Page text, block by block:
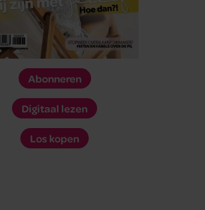
Abonneren
Digitaal lezen
Los kopen